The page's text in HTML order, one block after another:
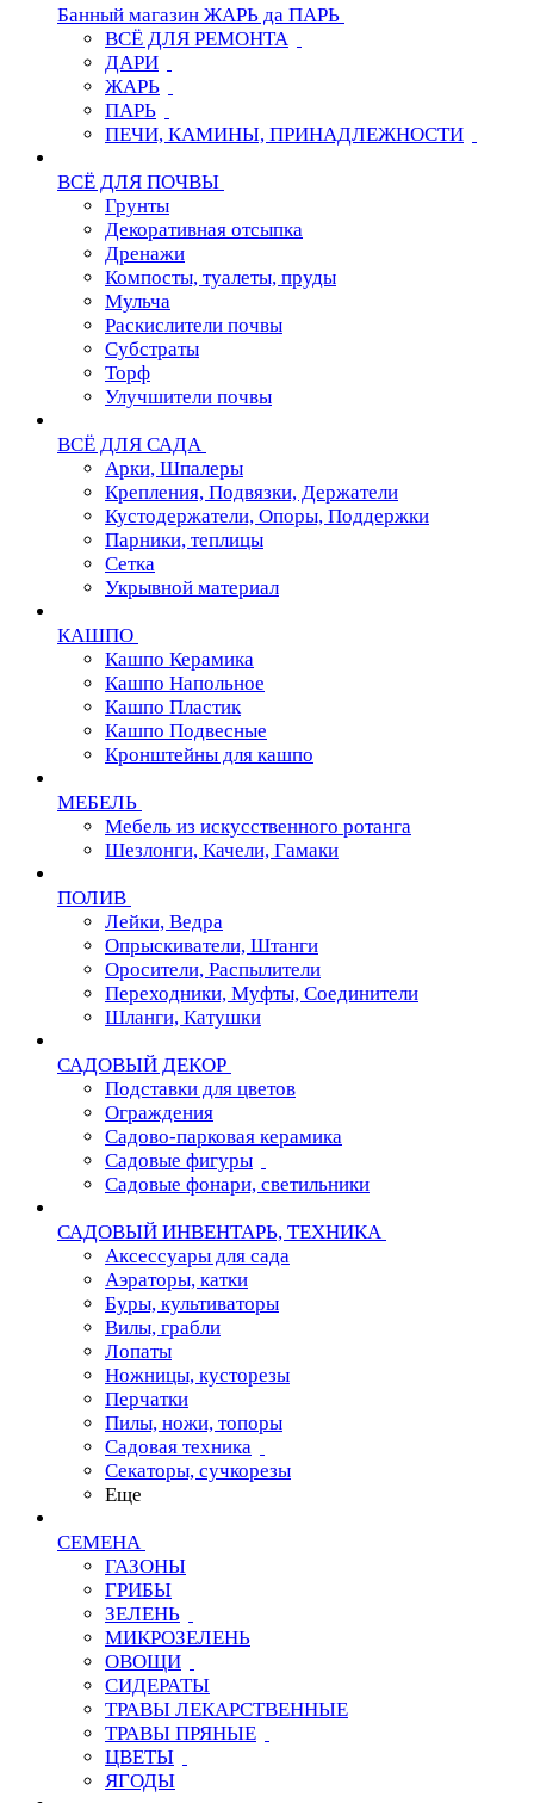
Банный магазин ЖАРЬ да ПАРЬ
ВСЁ ДЛЯ РЕМОНТА
ДАРИ
ЖАРЬ
ПАРЬ
ПЕЧИ, КАМИНЫ, ПРИНАДЛЕЖНОСТИ
ВСЁ ДЛЯ ПОЧВЫ
Грунты
Декоративная отсыпка
Дренажи
Компосты, туалеты, пруды
Мульча
Раскислители почвы
Субстраты
Торф
Улучшители почвы
ВСЁ ДЛЯ САДА
Арки, Шпалеры
Крепления, Подвязки, Держатели
Кустодержатели, Опоры, Поддержки
Парники, теплицы
Сетка
Укрывной материал
КАШПО
Кашпо Керамика
Кашпо Напольное
Кашпо Пластик
Кашпо Подвесные
Кронштейны для кашпо
МЕБЕЛЬ
Мебель из искусственного ротанга
Шезлонги, Качели, Гамаки
ПОЛИВ
Лейки, Ведра
Опрыскиватели, Штанги
Оросители, Распылители
Переходники, Муфты, Соединители
Шланги, Катушки
САДОВЫЙ ДЕКОР
Подставки для цветов
Ограждения
Садово-парковая керамика
Садовые фигуры
Садовые фонари, светильники
САДОВЫЙ ИНВЕНТАРЬ, ТЕХНИКА
Аксессуары для сада
Аэраторы, катки
Буры, культиваторы
Вилы, грабли
Лопаты
Ножницы, кусторезы
Перчатки
Пилы, ножи, топоры
Садовая техника
Секаторы, сучкорезы
Еще
СЕМЕНА
ГАЗОНЫ
ГРИБЫ
ЗЕЛЕНЬ
МИКРОЗЕЛЕНЬ
ОВОЩИ
СИДЕРАТЫ
ТРАВЫ ЛЕКАРСТВЕННЫЕ
ТРАВЫ ПРЯНЫЕ
ЦВЕТЫ
ЯГОДЫ